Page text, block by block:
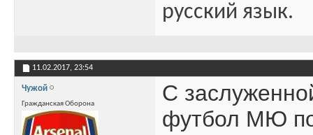
русский язык.
11.02.2017, 23:54
Чужой
Гражданская Оборона
С
футбол МЮ